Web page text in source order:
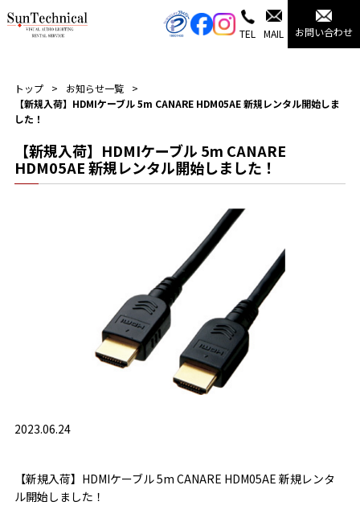
TEL MAIL お問い合わせ
トップ
お知らせ一覧
【新規入荷】HDMIケーブル 5m CANARE HDM05AE 新規レンタル開始しま
した！
【新規入荷】HDMIケーブル 5m CANARE
HDM05AE 新規レンタル開始しました！
2023.06.24
【新規入荷】HDMIケーブル 5m CANARE HDM05AE 新規レンタ
ル開始しました！